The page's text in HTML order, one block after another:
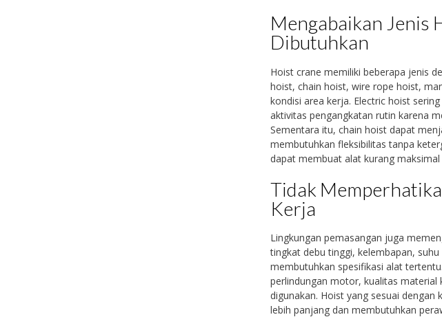
Mengabaikan Jenis
Dibutuhkan
Hoist crane memiliki beberapa jenis
hoist, chain hoist, wire rope hoist,
kondisi area kerja. Electric hoist
aktivitas pengangkatan rutin karena
Sementara itu, chain hoist dapat
membutuhkan fleksibilitas tanpa
dapat membuat alat kurang
Tidak
Kerja
Lingkungan pemasangan juga
tingkat debu tinggi, kelembapan,
membutuhkan spesifikasi alat
perlindungan motor, kualitas
digunakan. Hoist yang sesuai dengan
lebih panjang dan membutuhkan